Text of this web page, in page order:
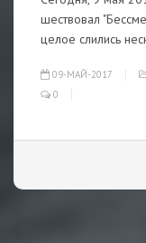
шествовал
целое слились
09-МАЙ-2017
0